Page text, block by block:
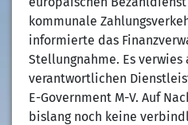
kommunale
informierte das
Stellungnahme. Es
verantwortlichen
E-Government M-V. Auf
bislang noch keine